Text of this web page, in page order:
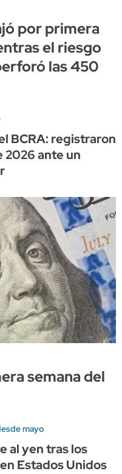
por primera
el riesgo
las 450
BCRA: registraron
2026 ante un
semana del
mayo
al yen tras los
Estados Unidos